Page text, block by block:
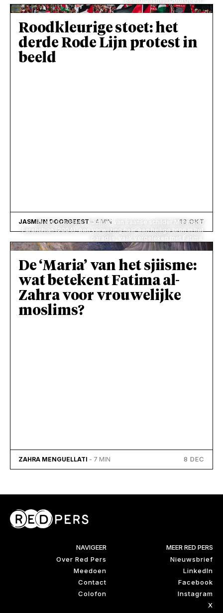
Roodkleurige stoet: het
derde Rode Lijn protest in
beeld
JASMIJN DOORGEEST - 4 MIN 13 OKT
Beeld: Schilderij 'Kouthar' van Iraanse schilder Mahmoud
Farshchian (2004), een verwijzing naar een heilige bron in het
paradijs, vaak vergeleken met Fatima.
De ‘Maria’ van het sjiisme:
wat betekent Fatima al-
Zahra voor vrouwelijke
moslims?
ZAHRA MENGUELLATI - 7 MIN 8 DEC
NAVIGEER
Over Red Pers
Meedoen
Contact
Colofon
MEER RED PERS
Nieuwsbrief
LinkedIn
Facebook
Instagram
X